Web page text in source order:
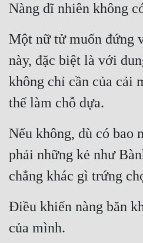
Đông Phương
Đông Phương Huyền Huyễn
Đồng Nhân
Cẩu Đạo Trường Sinh
Truyện Nam
Truyện Nữ
Nàng dĩ nhiên không
Một nữ tử muốn đứng
này, đặc biệt là với
không chỉ cần của cải
thế làm chỗ dựa.
Nếu không, dù có bao
phải những kẻ như
chẳng khác gì trứng
Điều khiến nàng băn
của mình.